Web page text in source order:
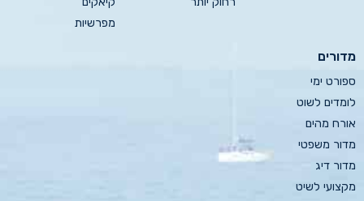
מפרשיות
מדורים
ספורט ימי
לומדים לשוט
אורח מהים
מדור משפטי
מדור דיג
מקצועי לשיט